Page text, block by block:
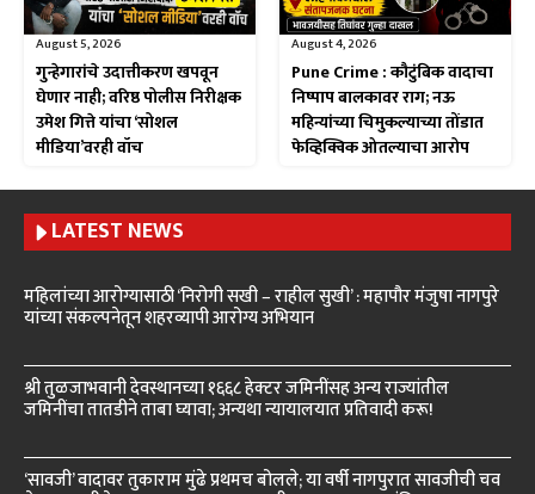
August 5, 2026
गुन्हेगारांचे उदात्तीकरण खपवून
घेणार नाही; वरिष्ठ पोलीस निरीक्षक
उमेश गित्ते यांचा ‘सोशल
मीडिया’वरही वॉच
August 4, 2026
Pune Crime : कौटुंबिक वादाचा
निष्पाप बालकावर राग; नऊ
महिन्यांच्या चिमुकल्याच्या तोंडात
फेव्हिक्विक ओतल्याचा आरोप
LATEST NEWS
महिलांच्या आरोग्यासाठी ‘निरोगी सखी – राहील सुखी’ : महापौर मंजुषा नागपुरे
यांच्या संकल्पनेतून शहरव्यापी आरोग्य अभियान
श्री तुळजाभवानी देवस्थानच्या १६६८ हेक्टर जमिनींसह अन्य राज्यांतील
जमिनींचा तातडीने ताबा घ्यावा; अन्यथा न्यायालयात प्रतिवादी करू!
‘सावजी’ वादावर तुकाराम मुंढे प्रथमच बोलले; या वर्षी नागपुरात सावजीची चव